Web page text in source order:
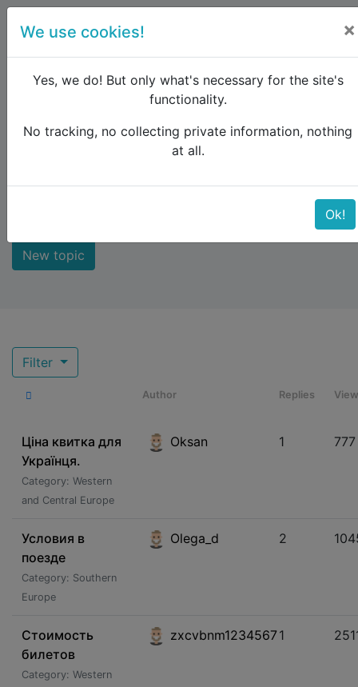
Forum New comments
New comments
New topic
Filter
Author Replies
Ціна квитка для
Українця.
Category: Western
and Central Europe
Oksan 1 777
Условия в
поезде
Category: Southern
Europe
Olega_d 2
Стоимость
билетов
Category: Western
zxcvbnm12345671
We use cookies! ×
Yes, we do! But only what's necessary for the site's
functionality.
No tracking, no collecting private information, nothing
at all.
Ok!